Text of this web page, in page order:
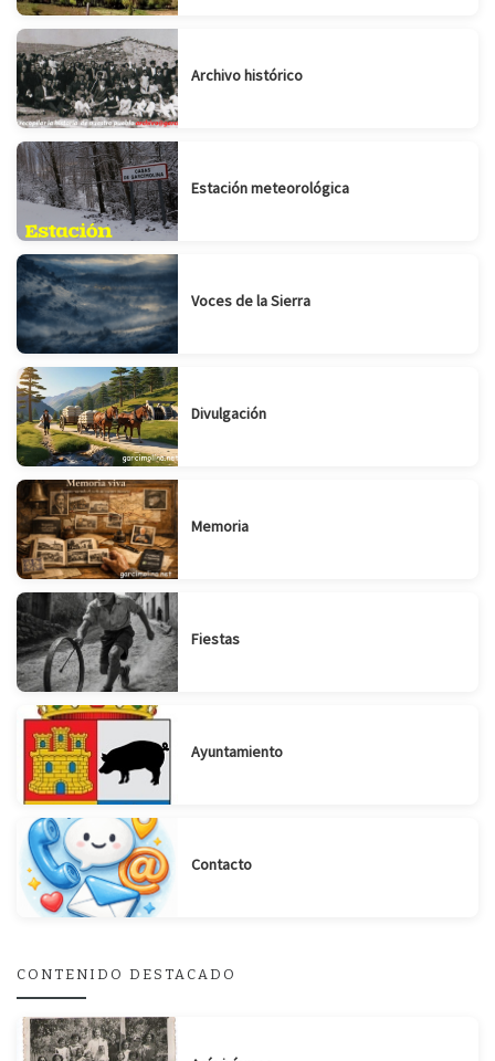
Archivo histórico
Estación meteorológica
Voces de la Sierra
Divulgación
Memoria
Fiestas
Ayuntamiento
Contacto
CONTENIDO DESTACADO
Suscribirse